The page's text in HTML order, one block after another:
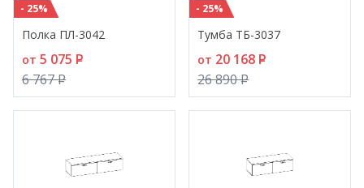
- 25%
Полка ПЛ-3042
от 5 075 P
6 767P
- 25%
Тумба ТБ-3037
от 20 168 P
26 890P